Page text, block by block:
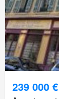
239 000 €